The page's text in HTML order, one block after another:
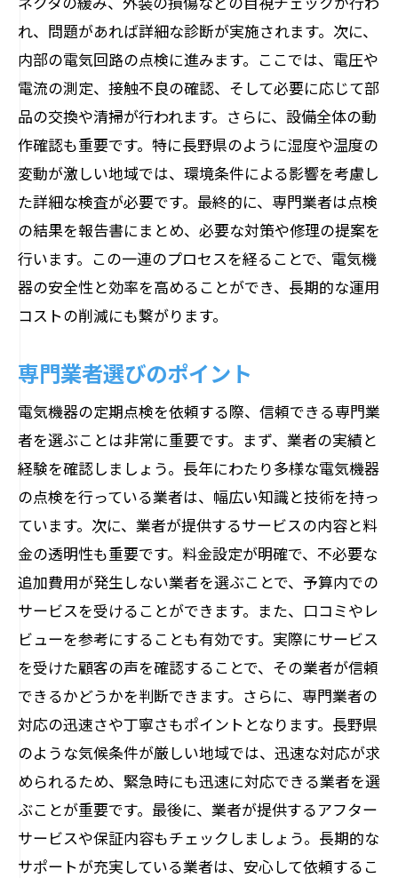
れ、問題があれば詳細な診断が実施されます。次に、
内部の電気回路の点検に進みます。ここでは、電圧や
電流の測定、接触不良の確認、そして必要に応じて部
品の交換や清掃が行われます。さらに、設備全体の動
作確認も重要です。特に長野県のように湿度や温度の
変動が激しい地域では、環境条件による影響を考慮し
た詳細な検査が必要です。最終的に、専門業者は点検
の結果を報告書にまとめ、必要な対策や修理の提案を
行います。この一連のプロセスを経ることで、電気機
器の安全性と効率を高めることができ、長期的な運用
コストの削減にも繋がります。
専門業者選びのポイント
電気機器の定期点検を依頼する際、信頼できる専門業
者を選ぶことは非常に重要です。まず、業者の実績と
経験を確認しましょう。長年にわたり多様な電気機器
の点検を行っている業者は、幅広い知識と技術を持っ
ています。次に、業者が提供するサービスの内容と料
金の透明性も重要です。料金設定が明確で、不必要な
追加費用が発生しない業者を選ぶことで、予算内での
サービスを受けることができます。また、口コミやレ
ビューを参考にすることも有効です。実際にサービス
を受けた顧客の声を確認することで、その業者が信頼
できるかどうかを判断できます。さらに、専門業者の
対応の迅速さや丁寧さもポイントとなります。長野県
のような気候条件が厳しい地域では、迅速な対応が求
められるため、緊急時にも迅速に対応できる業者を選
ぶことが重要です。最後に、業者が提供するアフター
サービスや保証内容もチェックしましょう。長期的な
サポートが充実している業者は、安心して依頼するこ